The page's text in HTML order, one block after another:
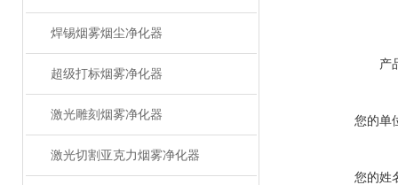
焊锡烟雾烟尘净化器
超级打标烟雾净化器
激光雕刻烟雾净化器
激光切割亚克力烟雾净化器
产
您的单
您的姓